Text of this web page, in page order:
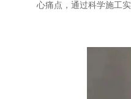
心痛点，通过科学施工实